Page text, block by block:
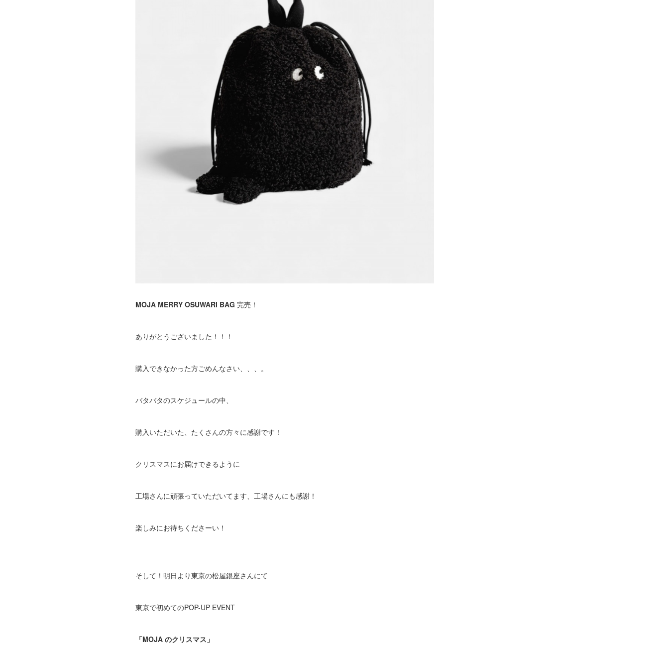
MOJA MERRY OSUWARI BAG 完売！
ありがとうございました！！！
購入できなかった方ごめんなさい、、、。
バタバタのスケジュールの中、
購入いただいた、たくさんの方々に感謝です！
クリスマスにお届けできるように
工場さんに頑張っていただいてます、工場さんにも感謝！
楽しみにお待ちくださーい！
そして！明日より東京の松屋銀座さんにて
東京で初めてのPOP-UP EVENT
「MOJA のクリスマス」